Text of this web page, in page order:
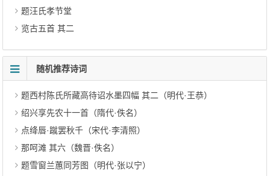
题汪氏孝节堂
览古五首 其二
随机推荐诗词
题西村陈氏所藏高待诏水墨四幅 其二（明代·王恭）
绍兴享先农十一首（隋代·佚名）
点绛唇·蹴罢秋千（宋代·李清照）
那呵滩 其六（魏晋·佚名）
题雪窗兰蕙同芳图（明代·张以宁）